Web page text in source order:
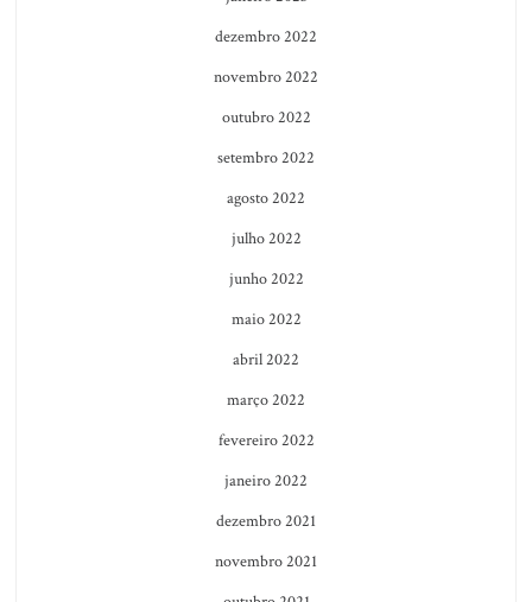
dezembro 2022
novembro 2022
outubro 2022
setembro 2022
agosto 2022
julho 2022
junho 2022
maio 2022
abril 2022
março 2022
fevereiro 2022
janeiro 2022
dezembro 2021
novembro 2021